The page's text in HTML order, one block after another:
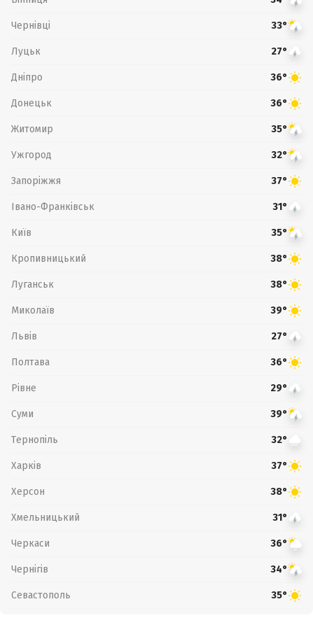
Чернівці 33°
Луцьк 27°
Дніпро 36°
Донецьк 36°
Житомир 35°
Ужгород 32°
Запоріжжя 37°
Івано-Франківськ 31°
Київ 35°
Кропивницький 38°
Луганськ 38°
Миколаїв 39°
Львів 27°
Полтава 36°
Рівне 29°
Суми 39°
Тернопіль 32°
Харків 37°
Херсон 38°
Хмельницький 31°
Черкаси 36°
Чернігів 34°
Севастополь 35°